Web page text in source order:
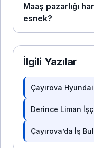
Maaş pazarlığı
esnek?
İlgili Yazılar
Çayırova
Derince Liman
Çayırova’da İş